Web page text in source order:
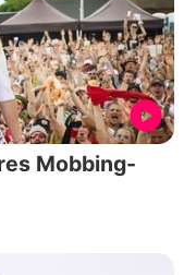
Mobbing-